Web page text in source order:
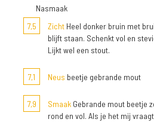
Nasmaak
7,5
Zicht Heel donker bruin met
blijft staan. Schenkt vol en
Lijkt wel een stout.
7,1 Neus beetje gebrande mout
7,9 Smaak Gebrande mout beetje
rond en vol. Als je het mij